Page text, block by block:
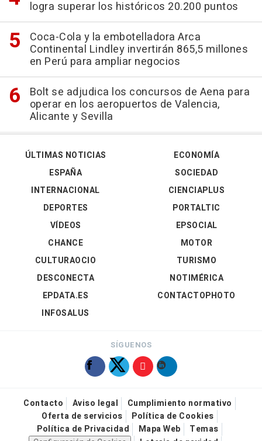
logra superar los históricos 20.200 puntos
Coca-Cola y la embotelladora Arca
Continental Lindley invertirán 865,5 millones
en Perú para ampliar negocios
Bolt se adjudica los concursos de Aena para
operar en los aeropuertos de Valencia,
Alicante y Sevilla
ÚLTIMAS NOTICIAS
ESPAÑA
INTERNACIONAL
DEPORTES
VÍDEOS
ECONOMÍA
SOCIEDAD
CIENCIAPLUS
PORTALTIC
EPSOCIAL
CHANCE
CULTURAOCIO
DESCONECTA
EPDATA.ES
INFOSALUS
MOTOR
TURISMO
NOTIMÉRICA
CONTACTOPHOTO
SÍGUENOS
Contacto Aviso legal
Cumplimiento normativo
Oferta de servicios
Política de Cookies
Política de Privacidad
Mapa Web
Temas